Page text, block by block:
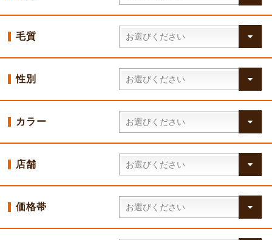
毛質
性別
カラー
店舗
価格帯